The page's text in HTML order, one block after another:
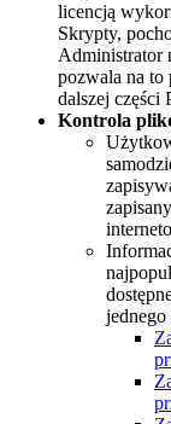
licencją
Skrypty,
Administrator
pozwala na to
dalszej części
Kontrola